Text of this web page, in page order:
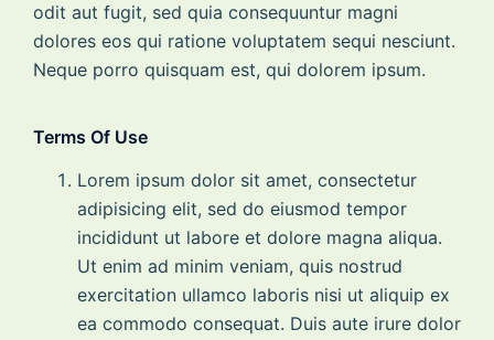
odit aut fugit, sed quia consequuntur magni
dolores eos qui ratione voluptatem sequi nesciunt.
Neque porro quisquam est, qui dolorem ipsum.
Terms Of Use
Lorem ipsum dolor sit amet, consectetur
adipisicing elit, sed do eiusmod tempor
incididunt ut labore et dolore magna aliqua.
Ut enim ad minim veniam, quis nostrud
exercitation ullamco laboris nisi ut aliquip ex
ea commodo consequat. Duis aute irure dolor